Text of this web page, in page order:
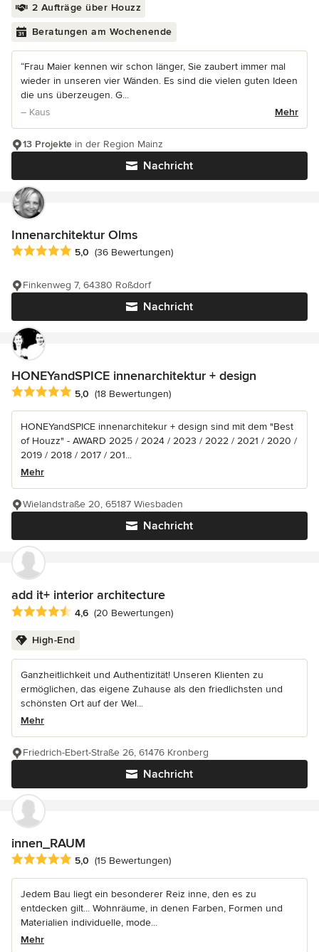
2 Aufträge über Houzz
Beratungen am Wochenende
“Frau Maier kennen wir schon länger, Sie zaubert immer mal
wieder in unseren vier Wänden. Es sind die vielen guten Ideen
die uns überzeugen. G...
– Kaus
Mehr
Nachricht
13 Projekte in der Region Mainz
Innenarchitektur Olms
Durchschnittliche Bewertung: 5 von 5 Sternen
5,0 (36 Bewertungen)
Nachricht
Finkenweg 7, 64380 Roßdorf
HONEYandSPICE innenarchitektur + design
Durchschnittliche Bewertung: 5 von 5 Sternen
5,0 (18 Bewertungen)
HONEYandSPICE innenarchitekur + design sind mit dem "Best
of Houzz" - AWARD 2025 / 2024 / 2023 / 2022 / 2021 / 2020 /
2019 / 2018 / 2017 / 201...
Mehr
Nachricht
Wielandstraße 20, 65187 Wiesbaden
add it+ interior architecture
Durchschnittliche Bewertung: 4.6 von 5 Sternen
4,6 (20 Bewertungen)
High-End
Ganzheitlichkeit und Authentizität! Unseren Klienten zu
ermöglichen, das eigene Zuhause als den friedlichsten und
schönsten Ort auf der Wel...
Mehr
Nachricht
Friedrich-Ebert-Straße 26, 61476 Kronberg
innen_RAUM
Durchschnittliche Bewertung: 5 von 5 Sternen
5,0 (15 Bewertungen)
Jedem Bau liegt ein besonderer Reiz inne, den es zu
entdecken gilt... Wohnräume, in denen Farben, Formen und
Materialien individuelle, mode...
Mehr